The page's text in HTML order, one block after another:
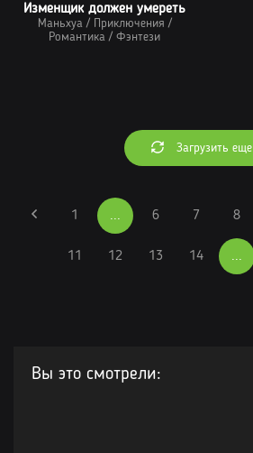
Изменщик должен умереть
Маньхуа/ Приключения /
Романтика / Фэнтези
Загрузить еще
1 ... 6 7 8
11 12 13 14 ...
Вы это смотрели: